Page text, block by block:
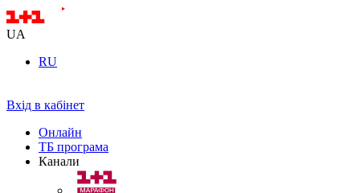
UA
RU
Вхід в кабінет
Онлайн
ТБ програма
Канали